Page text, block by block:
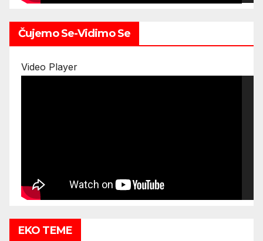
00:00
22:28
Čujemo Se-Vidimo Se
Video Player
00:00
EKO TEME